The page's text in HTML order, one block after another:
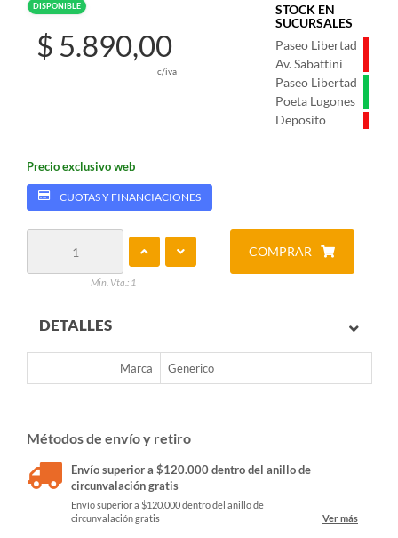
DISPONIBLE
STOCK EN
SUCURSALES
Paseo Libertad
Av. Sabattini
Paseo Libertad
Poeta Lugones
Deposito
$ 5.890,00
c/iva
Precio exclusivo web
CUOTAS Y FINANCIACIONES
Min. Vta.: 1
COMPRAR
DETALLES
Marca Generico
Métodos de envío y retiro
Envío superior a $120.000 dentro del anillo de
circunvalación gratis
Envío superior a $120.000 dentro del anillo de
circunvalación gratis
Ver más